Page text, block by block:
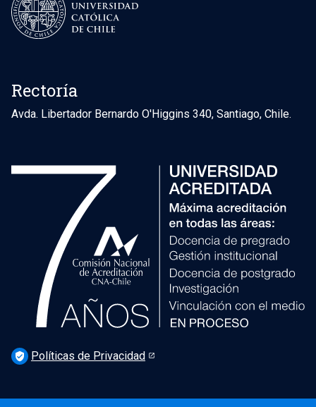
Rectoría
Avda. Libertador Bernardo O'Higgins 340, Santiago, Chile.
verified_user Políticas de Privacidad